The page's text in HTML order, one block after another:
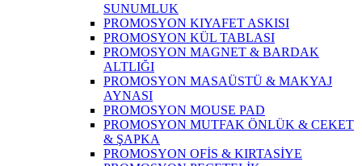
SUNUMLUK
PROMOSYON KIYAFET ASKISI
PROMOSYON KÜL TABLASI
PROMOSYON MAGNET & BARDAK
ALTLIĞI
PROMOSYON MASAÜSTÜ & MAKYAJ
AYNASI
PROMOSYON MOUSE PAD
PROMOSYON MUTFAK ÖNLÜK & CEKET
& ŞAPKA
PROMOSYON OFİS & KIRTASİYE